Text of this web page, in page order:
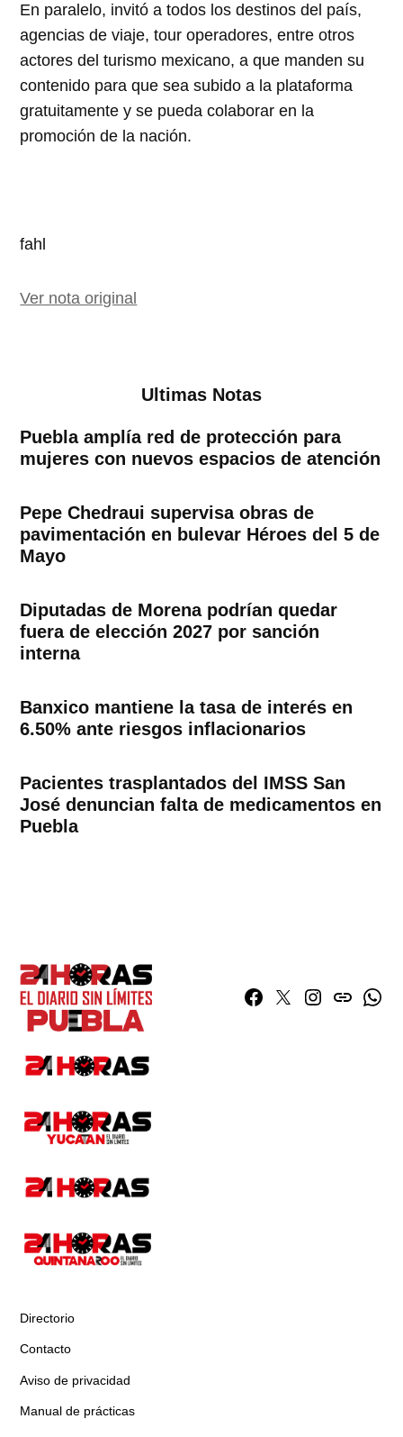
En paralelo, invitó a todos los destinos del país,
agencias de viaje, tour operadores, entre otros
actores del turismo mexicano, a que manden su
contenido para que sea subido a la plataforma
gratuitamente y se pueda colaborar en la
promoción de la nación.
fahl
Ver nota original
Ultimas Notas
Puebla amplía red de protección para
mujeres con nuevos espacios de atención
Pepe Chedraui supervisa obras de
pavimentación en bulevar Héroes del 5 de
Mayo
Diputadas de Morena podrían quedar
fuera de elección 2027 por sanción
interna
Banxico mantiene la tasa de interés en
6.50% ante riesgos inflacionarios
Pacientes trasplantados del IMSS San
José denuncian falta de medicamentos en
Puebla
Facebook
TwitterInstagram
issuu
Directorio
Contacto
Aviso de privacidad
Manual de prácticas